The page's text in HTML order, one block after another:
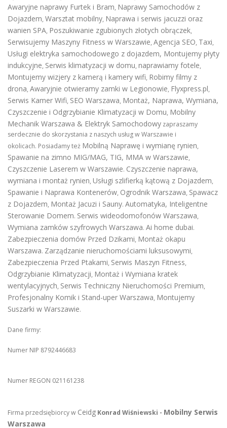
Awaryjne naprawy Furtek i Bram, Naprawy Samochodów z
Dojazdem, Warsztat mobilny, Naprawa i serwis jacuzzi oraz
wanien SPA, Poszukiwanie zgubionych złotych obrączek,
Serwisujemy Maszyny Fitness w Warszawie, Agencja SEO, Taxi,
Usługi elektryka samochodowego z dojazdem, Montujemy płyty
indukcyjne, Serwis klimatyzacji w domu, naprawiamy fotele,
Montujemy wizjery z kamerą i kamery wifi, Robimy filmy z
drona, Awaryjnie otwieramy zamki w Legionowie, Flyxpress.pl,
Serwis Kamer Wifi, SEO Warszawa, Montaż, Naprawa, Wymiana,
Czyszczenie i Odgrzybianie Klimatyzacji w Domu, Mobilny
Mechanik Warszawa & Elektryk Samochodowy zapraszamy
serdecznie do skorzystania z naszych usług w Warszawie i
okolicach. Posiadamy też Mobilną Naprawę i wymianę rynien,
Spawanie na zimno MIG/MAG, TIG, MMA w Warszawie,
Czyszczenie Laserem w Warszawie. Czyszczenie naprawa,
wymiana i montaż rynien, Usługi szlifierką kątową z Dojazdem,
Spawanie i Naprawa Kontenerów, Ogrodnik Warszawa, Spawacz
z Dojazdem, Montaż Jacuzi i Sauny. Automatyka, Inteligentne
Sterowanie Domem. Serwis wideodomofonów Warszawa,
Wymiana zamków szyfrowych Warszawa. Ai home dubai.
Zabezpieczenia domów Przed Dzikami, Montaż okapu
Warszawa. Zarządzanie nieruchomościami luksusowymi,
Zabezpieczenia Przed Ptakami, Serwis Maszyn Fitness,
Odgrzybianie Klimatyzacji, Montaż i Wymiana kratek
wentylacyjnych, Serwis Techniczny Nieruchomości Premium,
Profesjonalny Komik i Stand-uper Warszawa, Montujemy
Suszarki w Warszawie.
Dane firmy:
Numer NIP 8792446683
Numer REGON 021161238
Firma przedsiębiorcy w Ceidg Konrad Wiśniewski - Mobilny Serwis
Warszawa